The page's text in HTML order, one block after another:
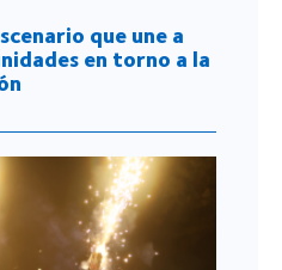
que une a
en torno a la